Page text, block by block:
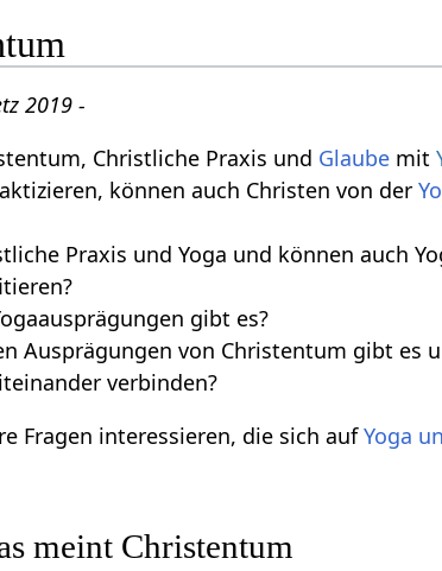
2019 -
Christliche Praxis und Glaube mit
können auch Christen von der
Praxis und Yoga und können auch
gibt es?
Ausprägungen von Christentum gibt es
verbinden?
Fragen interessieren, die sich aufYoga
meint Christentum